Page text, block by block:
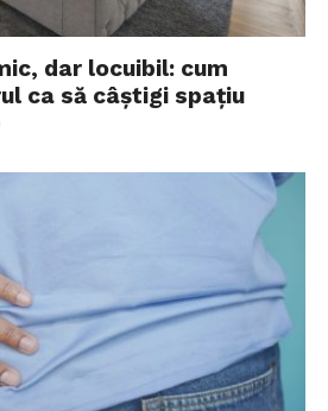
dar locuibil: cum
ca să câștigi spațiu